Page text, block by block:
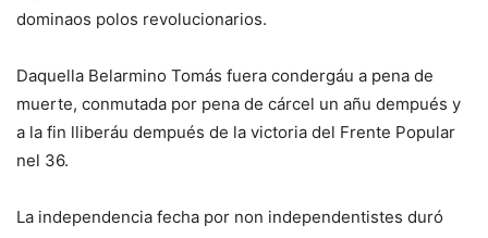
dominaos polos revolucionarios.
Daquella Belarmino Tomás fuera condergáu a pena de
muerte, conmutada por pena de cárcel un añu dempués y
a la fin lliberáu dempués de la victoria del Frente Popular
nel 36.
La independencia fecha por non independentistes duró